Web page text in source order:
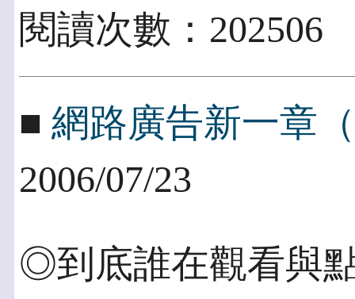
閱讀次數：
■ 網路廣告新一章
2006/07/23
◎到底誰在觀看與